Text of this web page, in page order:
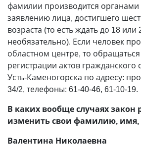
фамилии производится
заявлению лица, достигшего
возраста (то есть ждать до 18 или
необязательно). Если человек
областном центре, то
регистрации актов гражданского
Усть-Каменогорска по адресу:
34/2, телефоны: 61-40-46, 61-10-19.
В каких вообще случаях закон
изменить свои фамилию, имя,
Валентина Николаевна